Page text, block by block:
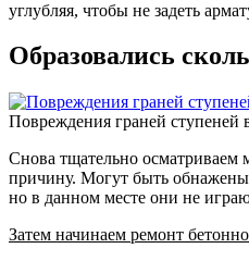
углубляя, чтобы не задеть
Образовались
Повреждения граней ступеней
Снова тщательно осматриваем
причину. Могут быть
но в данном месте они не
Затем начинаем ремонт